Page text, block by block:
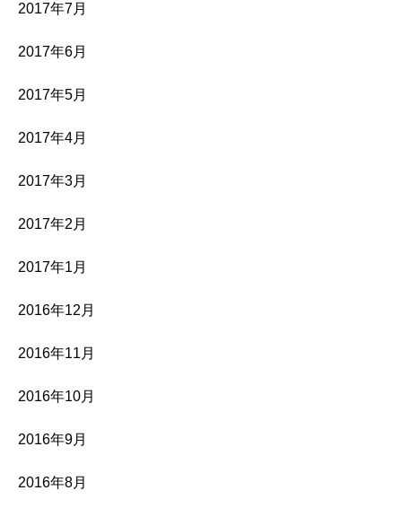
2017年7月
2017年6月
2017年5月
2017年4月
2017年3月
2017年2月
2017年1月
2016年12月
2016年11月
2016年10月
2016年9月
2016年8月